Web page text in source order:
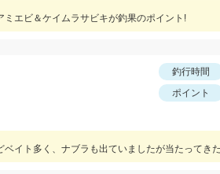
エビ＆ケイムラサビキが釣果のポイント!
釣行時間
ポイント
イト多く、ナブラも出ていましたが当たってき